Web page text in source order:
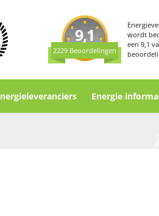
9,1
2229 Beoordelingen
wordt
een9,1
Energie